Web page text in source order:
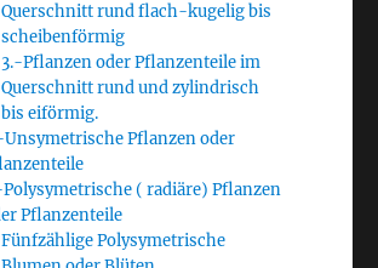
Querschnitt rund flach-kugelig bis
scheibenförmig
3.-Pflanzen oder Pflanzenteile im
Querschnitt rund und zylindrisch
bis eiförmig.
Pflanzen oder
( radiäre) Pflanzen
Pflanzenteile
Fünfzählige Polysymetrische